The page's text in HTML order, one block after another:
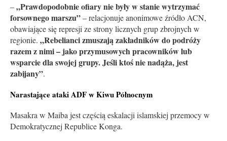
–„Prawdopodobnie ofiary nie były w stanie wytrzymać
forsownego marszu”– relacjonuje anonimowe źródło ACN,
obawiające się represji ze strony licznych grup zbrojnych w
regionie. „Rebelianci zmuszają zakładników do podróży
razem z nimi – jako przymusowych pracowników lub
wsparcie dla swojej grupy. Jeśli ktoś nie nadąża, jest
zabijany”.
Narastające ataki ADF w Kiwu Północnym
Masakra w Maiba jest częścią eskalacji islamskiej przemocy w
Demokratycznej Republice Konga.